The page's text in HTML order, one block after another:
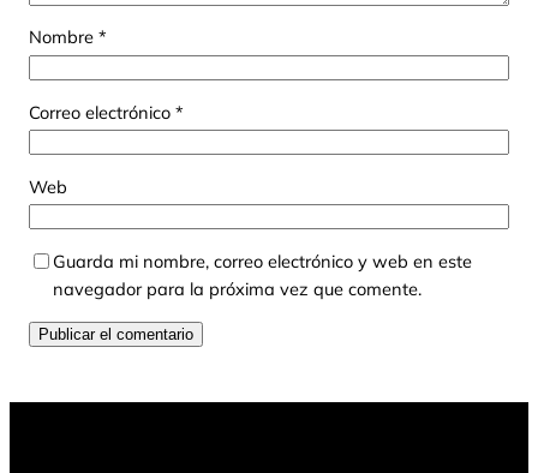
Nombre *
Correo electrónico *
Web
Guarda mi nombre, correo electrónico y web en este
navegador para la próxima vez que comente.